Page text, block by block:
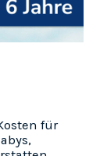
für